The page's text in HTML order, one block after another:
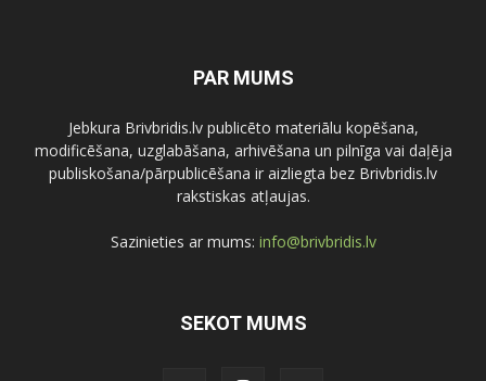
PAR MUMS
Jebkura Brivbridis.lv publicēto materiālu kopēšana,
modificēšana, uzglabāšana, arhivēšana un pilnīga vai daļēja
publiskošana/pārpublicēšana ir aizliegta bez Brivbridis.lv
rakstiskas atļaujas.
Sazinieties ar mums: info@brivbridis.lv
SEKOT MUMS